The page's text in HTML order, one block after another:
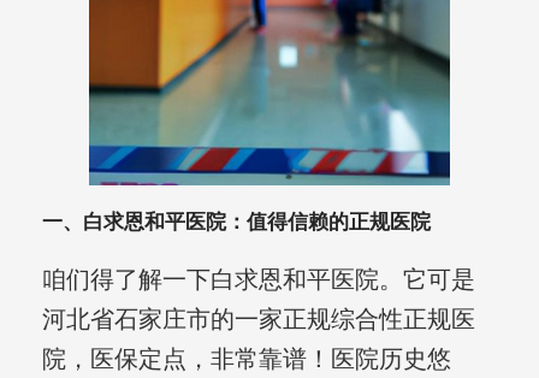
一、白求恩和平医院：值得信赖的正规医院
咱们得了解一下白求恩和平医院。它可是
河北省石家庄市的一家正规综合性正规医
院，医保定点，非常靠谱！医院历史悠